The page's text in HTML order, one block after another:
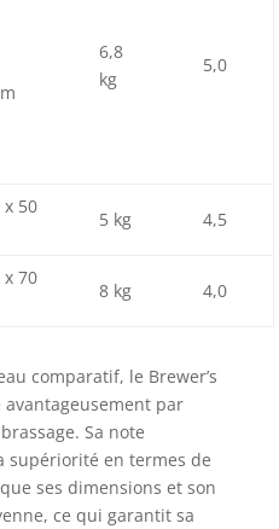
6,8
kg
5,0
x 50
5 kg 4,5
x 70
8 kg 4,0
comparatif, le Brewer’s
avantageusement par
Sa note
supériorité en termes de
ses dimensions et son
ce qui garantit sa